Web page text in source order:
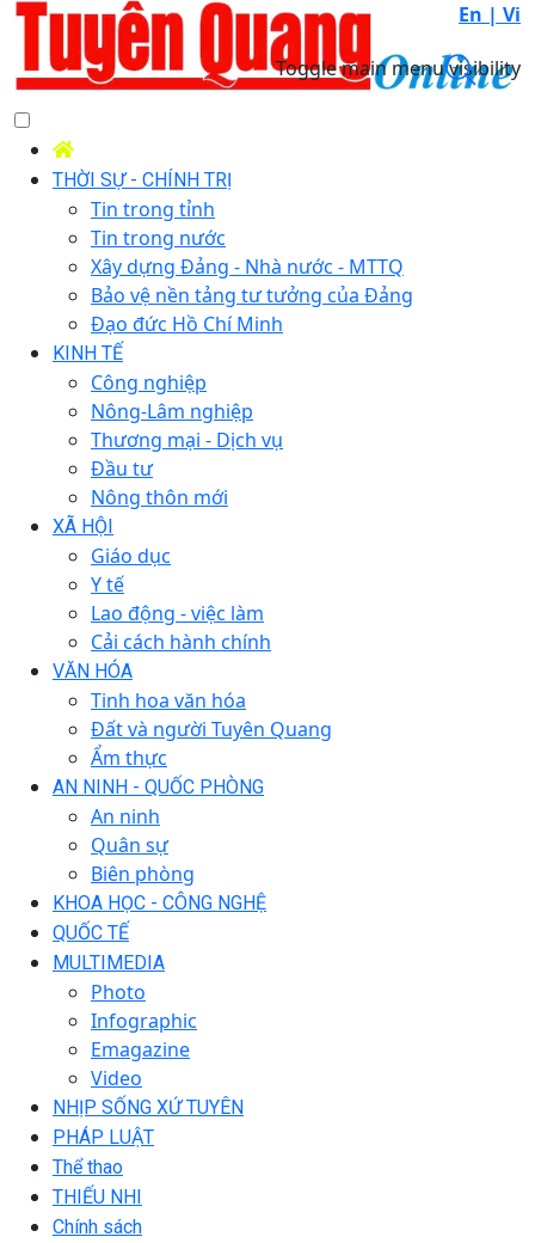
En | Vi
Toggle main menu visibility
THỜI SỰ - CHÍNH TRỊ
Tin trong tỉnh
Tin trong nước
Xây dựng Đảng - Nhà nước - MTTQ
Bảo vệ nền tảng tư tưởng của Đảng
Đạo đức Hồ Chí Minh
KINH TẾ
Công nghiệp
Nông-Lâm nghiệp
Thương mại - Dịch vụ
Đầu tư
Nông thôn mới
XÃ HỘI
Giáo dục
Y tế
Lao động - việc làm
Cải cách hành chính
VĂN HÓA
Tinh hoa văn hóa
Đất và người Tuyên Quang
Ẩm thực
AN NINH - QUỐC PHÒNG
An ninh
Quân sự
Biên phòng
KHOA HỌC - CÔNG NGHỆ
QUỐC TẾ
MULTIMEDIA
Photo
Infographic
Emagazine
Video
NHỊP SỐNG XỨ TUYÊN
PHÁP LUẬT
Thể thao
THIẾU NHI
Chính sách